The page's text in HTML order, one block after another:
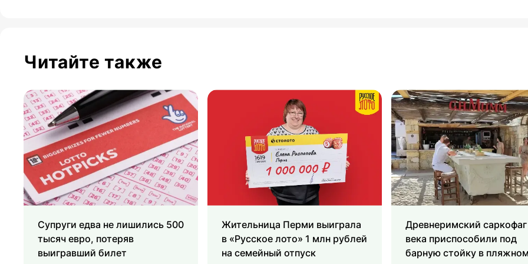
Читайте также
Супруги едва не лишились 500
тысяч евро, потеряв
выигравший билет
Жительница Перми выиграла
в «Русское лото» 1 млн рублей
на семейный отпуск
Древнеримский саркофаг
века приспособили под
барную стойку в пляжном